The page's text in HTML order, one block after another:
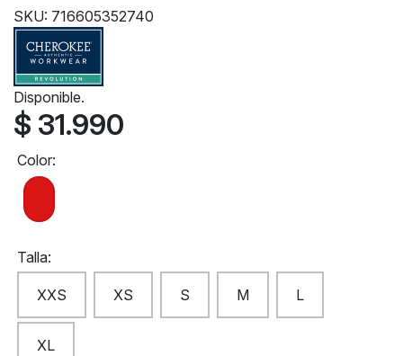
SKU: 716605352740
Disponible.
$ 31.990
Color:
Talla:
XXS XS S M L
XL